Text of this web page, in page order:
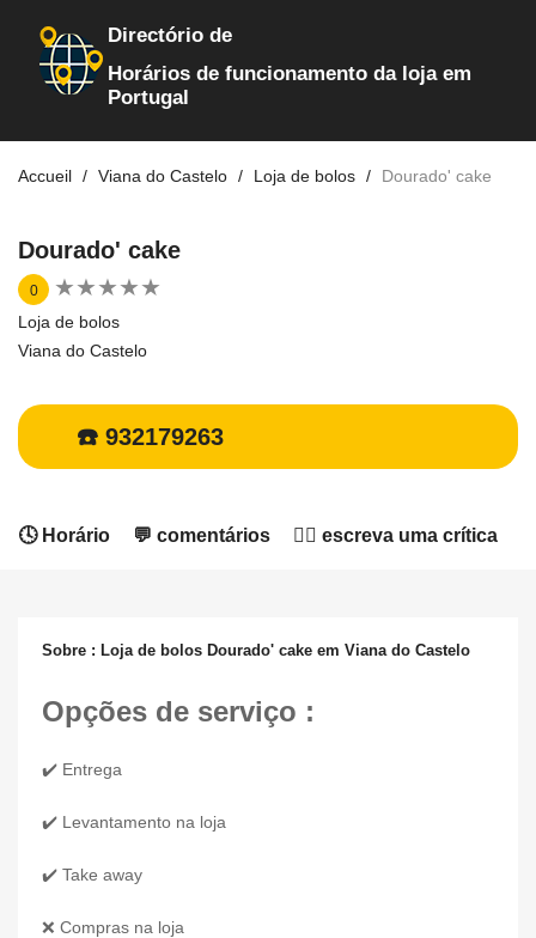
Directório de
Horários de funcionamento da loja em
Portugal
Accueil Viana do Castelo Loja de bolos Dourado' cake
Dourado' cake
0 ★★★★★
★★★★★
Loja de bolos
Viana do Castelo
☎️ 932179263
🕓 Horário 💬 comentários ✍🏻 escreva uma crítica
Sobre : Loja de bolos Dourado' cake em Viana do Castelo
Opções de serviço :
✔️ Entrega
✔️ Levantamento na loja
✔️ Take away
❌ Compras na loja